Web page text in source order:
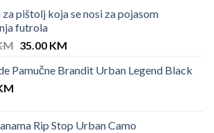
pištolj koja se nosi za pojasom
futrola
Original
was:
35.00 KMCurrent
is:
Pamučne Brandit Urban Legend Black
Rip Stop Urban Camo